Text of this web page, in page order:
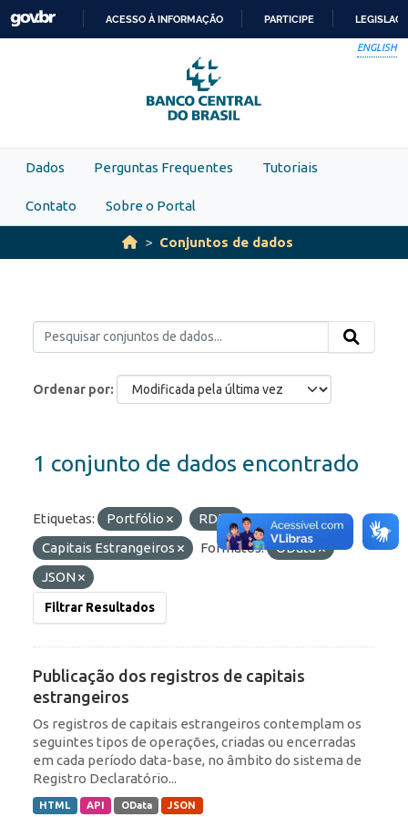
Skip to main content
PARA
O
CONTEÚDO
ACESSO À INFORMAÇÃO PARTICIPE
ENGLISH
Dados Perguntas Frequentes Tutoriais
Contato Sobre o Portal
Conjuntos de dados
Ordenar por
1 conjunto de dados encontrado
Etiquetas: Portfólio
RDE
Capitais Estrangeiros
Formatos:
OData
JSON
Filtrar Resultados
Publicação dos registros de capitais
estrangeiros
Os registros de capitais estrangeiros contemplam os
seguintes tipos de operações, criadas ou encerradas
em cada período data-base, no âmbito do sistema de
Registro Declaratório...
HTML API OData JSON